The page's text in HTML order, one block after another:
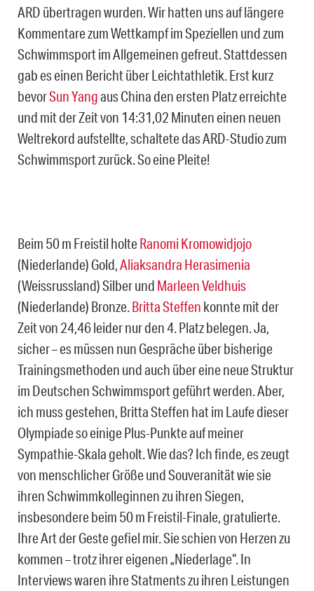
ARD übertragen wurden. Wir hatten uns auf längere
Kommentare zum Wettkampf im Speziellen und zum
Schwimmsport im Allgemeinen gefreut. Stattdessen
gab es einen Bericht über Leichtathletik. Erst kurz
bevorSun Yangaus China den ersten Platz erreichte
und mit der Zeit von 14:31,02 Minuten einen neuen
Weltrekord aufstellte, schaltete das ARD-Studio zum
Schwimmsport zurück. So eine Pleite!
Beim 50 m Freistil holteRanomi Kromowidjojo
(Niederlande) Gold,Aliaksandra Herasimenia
(Weissrussland) Silber und Marleen Veldhuis
(Niederlande) Bronze.Britta Steffen konnte mit der
Zeit von 24,46 leider nur den 4. Platz belegen. Ja,
sicher – es müssen nun Gespräche über bisherige
Trainingsmethoden und auch über eine neue Struktur
im Deutschen Schwimmsport geführt werden. Aber,
ich muss gestehen, Britta Steffen hat im Laufe dieser
Olympiade so einige Plus-Punkte auf meiner
Sympathie-Skala geholt. Wie das? Ich finde, es zeugt
von menschlicher Größe und Souveranität wie sie
ihren Schwimmkolleginnen zu ihren Siegen,
insbesondere beim 50 m Freistil-Finale, gratulierte.
Ihre Art der Geste gefiel mir. Sie schien von Herzen zu
kommen – trotz ihrer eigenen „Niederlage“. In
Interviews waren ihre Statments zu ihren Leistungen